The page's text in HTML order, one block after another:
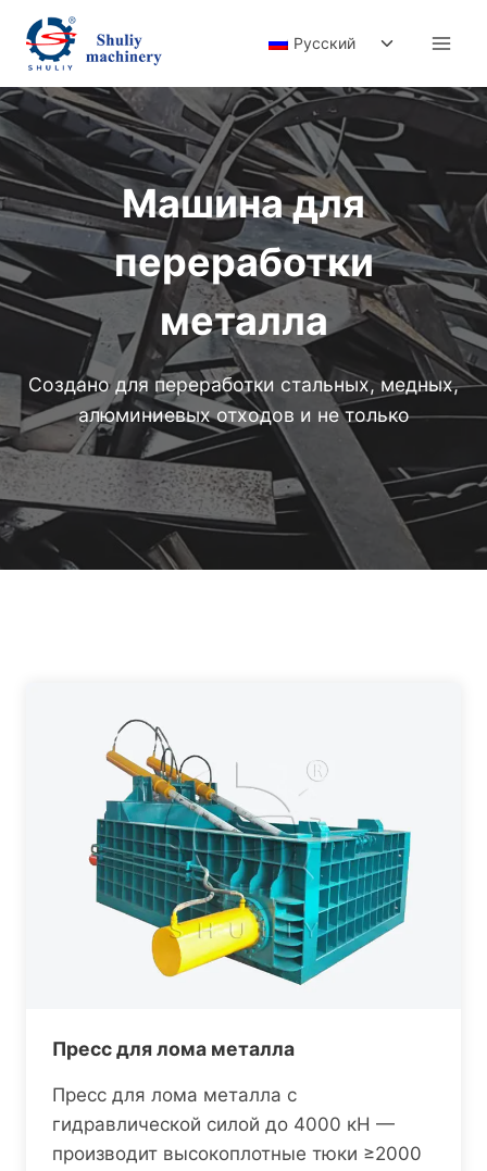
Перейти
содержимому
Русский
меню
Машина для
переработки
металла
Создано для переработки стальных, медных,
алюминиевых отходов и не только
Пресс для лома металла
Пресс для лома металла с
гидравлической силой до 4000 кН —
производит высокоплотные тюки ≥2000